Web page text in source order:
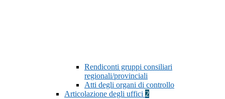
Rendiconti gruppi consiliari
regionali/provinciali
Atti degli organi di controllo
Articolazione degli uffici 2